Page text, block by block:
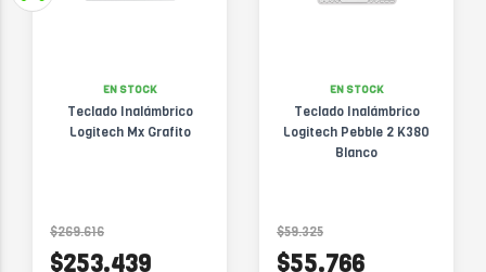
EN STOCK
Teclado Inalámbrico
Logitech Mx Grafito
$269.616
$253.439
EN STOCK
Teclado Inalámbrico
Logitech Pebble 2 K380
Blanco
$59.325
$55.766